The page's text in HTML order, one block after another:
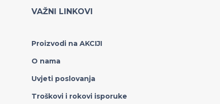
VAŽNI LINKOVI
Proizvodi na AKCIJI
O nama
Uvjeti poslovanja
Troškovi i rokovi isporuke